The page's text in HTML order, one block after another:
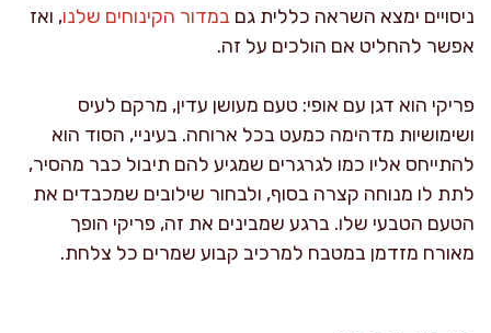
ניסויים ימצא השראה כללית גם במדור הקינוחים שלנו, ואז
אפשר להחליט אם הולכים על זה.
פריקי הוא דגן עם אופי: טעם מעושן עדין, מרקם לעיס
ושימושיות מדהימה כמעט בכל ארוחה. בעיניי, הסוד הוא
להתייחס אליו כמו לגרגרים שמגיע להם תיבול כבר מהסיר,
לתת לו מנוחה קצרה בסוף, ולבחור שילובים שמכבדים את
הטעם הטבעי שלו. ברגע שמבינים את זה, פריקי הופך
מאורח מזדמן במטבח למרכיב קבוע שמרים כל צלחת.